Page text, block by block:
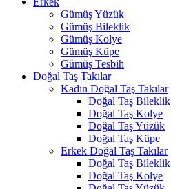
Gümüş Yüzük
Gümüş Bileklik
Gümüş Kolye
Gümüş Küpe
Gümüş Tesbih
Doğal Taş Takılar
Kadın Doğal Taş Takılar
Doğal Taş Bileklik
Doğal Taş Kolye
Doğal Taş Yüzük
Doğal Taş Küpe
Erkek Doğal Taş Takılar
Doğal Taş Bileklik
Doğal Taş Kolye